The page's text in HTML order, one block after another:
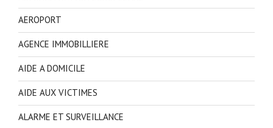
AEROPORT
AGENCE IMMOBILLIERE
AIDE A DOMICILE
AIDE AUX VICTIMES
ALARME ET SURVEILLANCE